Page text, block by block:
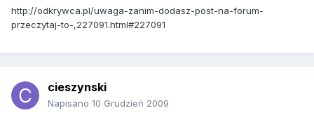
http://odkrywca.pl/uwaga-zanim-dodasz-post-na-forum-
przeczytaj-to-,227091.html#227091
cieszynski
Napisano 10 Grudzień 2009